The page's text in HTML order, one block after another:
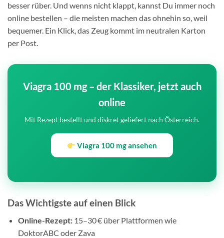
besser rüber. Und wenns nicht klappt, kannst Du immer noch
online bestellen – die meisten machen das ohnehin so, weil
bequemer. Ein Klick, das Zeug kommt im neutralen Karton
per Post.
Viagra 100 mg – der Klassiker, jetzt auch
online
Mit Rezept bestellt und diskret geliefert nach Österreich.
Viagra 100 mg ansehen
Das Wichtigste auf einen Blick
Online-Rezept:15–30 € über Plattformen wie
DoktorABC oder Zava